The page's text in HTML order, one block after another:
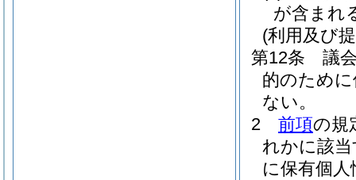
が含まれ
(利用及び
第12条
議
的のため
ない。
2
前項の規
れかに該
に保有個